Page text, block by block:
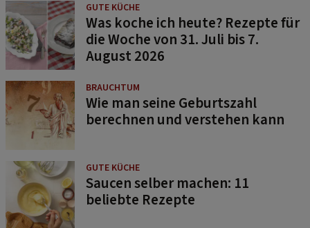
GUTE KÜCHE
Was koche ich heute? Rezepte für
die Woche von 31. Juli bis 7.
August 2026
BRAUCHTUM
Wie man seine Geburtszahl
berechnen und verstehen kann
GUTE KÜCHE
Saucen selber machen: 11
beliebte Rezepte